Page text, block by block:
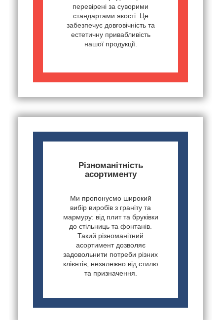
перевірені за суворими
стандартами якості. Це
забезпечує довговічність та
естетичну привабливість
нашої продукції.
Різноманітність
асортименту
Ми пропонуємо широкий
вибір виробів з граніту та
мармуру: від плит та бруківки
до стільниць та фонтанів.
Такий різноманітний
асортимент дозволяє
задовольнити потреби різних
клієнтів, незалежно від стилю
та призначення.